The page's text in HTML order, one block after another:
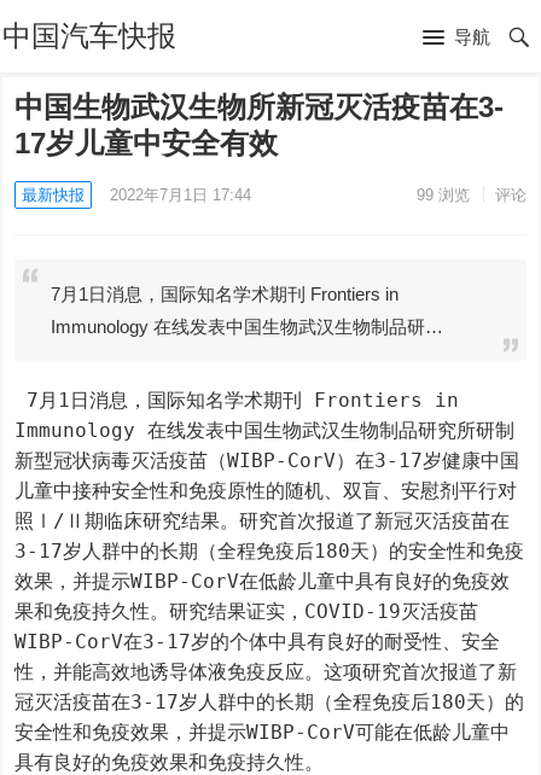
中国汽车快报 导航
中国生物武汉生物所新冠灭活疫苗在3-
17岁儿童中安全有效
最新快报 2022年7月1日 17:44 99浏览 评论
7月1日消息，国际知名学术期刊 Frontiers in
Immunology 在线发表中国生物武汉生物制品研…
Immunology 在线发表中国生物武汉生物制品研究所研制
新型冠状病毒灭活疫苗（WIBP-CorV）在3-17岁健康中国
儿童中接种安全性和免疫原性的随机、双盲、安慰剂平行对
照Ⅰ/Ⅱ期临床研究结果。研究首次报道了新冠灭活疫苗在
3-17岁人群中的长期（全程免疫后180天）的安全性和免疫
效果，并提示WIBP-CorV在低龄儿童中具有良好的免疫效
果和免疫持久性。研究结果证实，COVID-19灭活疫苗
WIBP-CorV在3-17岁的个体中具有良好的耐受性、安全
性，并能高效地诱导体液免疫反应。这项研究首次报道了新
冠灭活疫苗在3-17岁人群中的长期（全程免疫后180天）的
安全性和免疫效果，并提示WIBP-CorV可能在低龄儿童中
具有良好的免疫效果和免疫持久性。